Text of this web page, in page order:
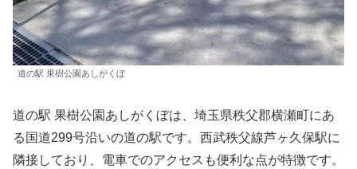
道の駅 果樹公園あしがくぼ
道の駅 果樹公園あしがくぼは、埼玉県秩父郡横瀬町にあ
る国道299号沿いの道の駅です。西武秩父線芦ヶ久保駅に
隣接しており、電車でのアクセスも便利な点が特徴です。